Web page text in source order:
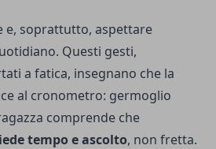
e, soprattutto, aspettare
Questi gesti,
a fatica, insegnano che la
al cronometro: germoglio
comprende che
tempo e ascolto, non fretta.